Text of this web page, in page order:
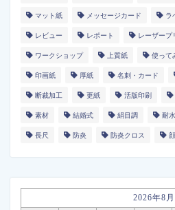
マット紙 メッセージカード ラ
レビュー レポート レーザープ
ワークショップ 上質紙 使って
印画紙 厚紙 名刺・カード
断裁加工 更紙 活版印刷
素材 結婚式 絹目調 耐水
長尺 防炎 防炎クロス
2026年8月